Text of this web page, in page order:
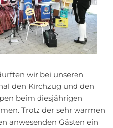
wir bei unseren
den Kirchzug und den
beim diesjährigen
Trotz der sehr warmen
anwesenden Gästen ein